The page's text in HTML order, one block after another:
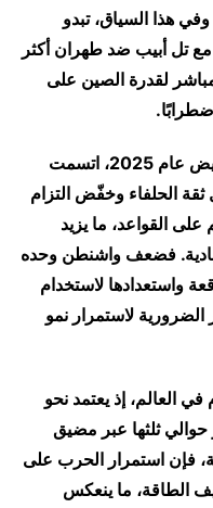
هذا السياق، تبدو
تل أبيب ضد طهران أكثر
لقدرة الصين على
منذ عودة دونالد ترامب إلى البيت الأبيض عام 2025، اتسمت
الحلفاء وخفّض التزام
على القواعد، ما يزيد
فضعف واشنطن وحده
واستعدادها لاستخدام
لاستمرار نمو
العالم، إذ يعتمد نحو
حوالي ثلثها عبر مضيق
فإن استمرار الحرب على
الطاقة، ما ينعكس